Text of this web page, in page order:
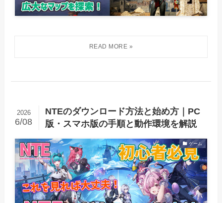
NTEのダウンロード方法と始め方｜PC
版・スマホ版の手順と動作環境を解説
2026
6/08
ゲーム